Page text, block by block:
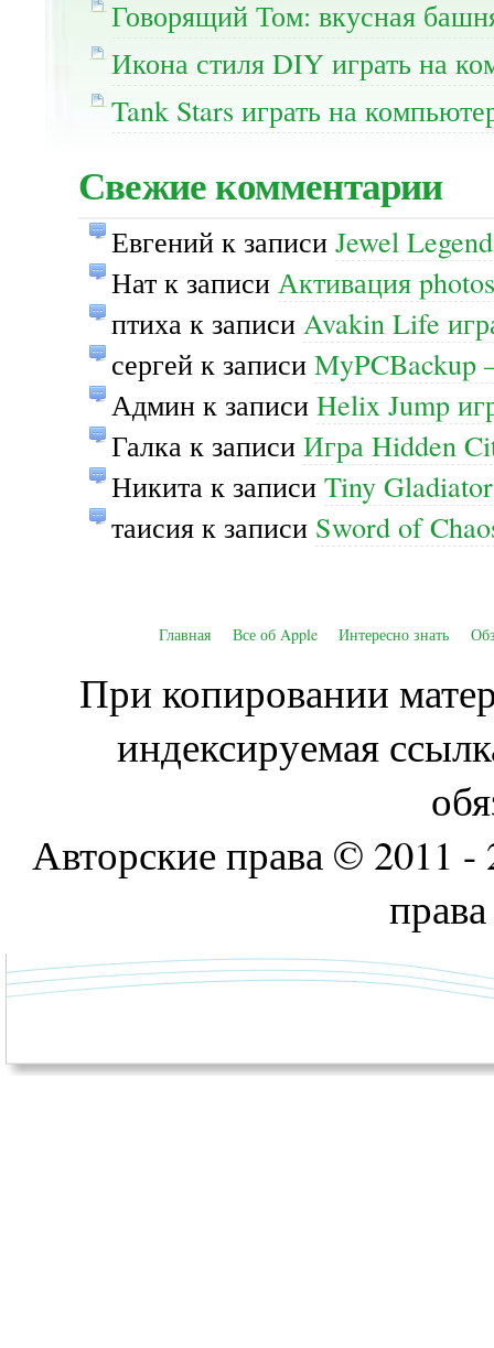
Говорящий Том: вкусная
Икона стиля DIY играть на
Tank Stars играть на
Свежие комментарии
Евгений к записи Jewel
Нат к записи Активация
птиха к записи Avakin Life
сергей к записи MyPCBackup
Админ к записи Helix Jump
Галка к записи Игра Hidden
Никита к записи Tiny
таисия к записи Sword of
Главная Все об Apple Интересно знать
При копировании
индексируемая
Авторские права © 2011